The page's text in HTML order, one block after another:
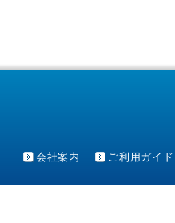
会社案内 ご利用ガイド